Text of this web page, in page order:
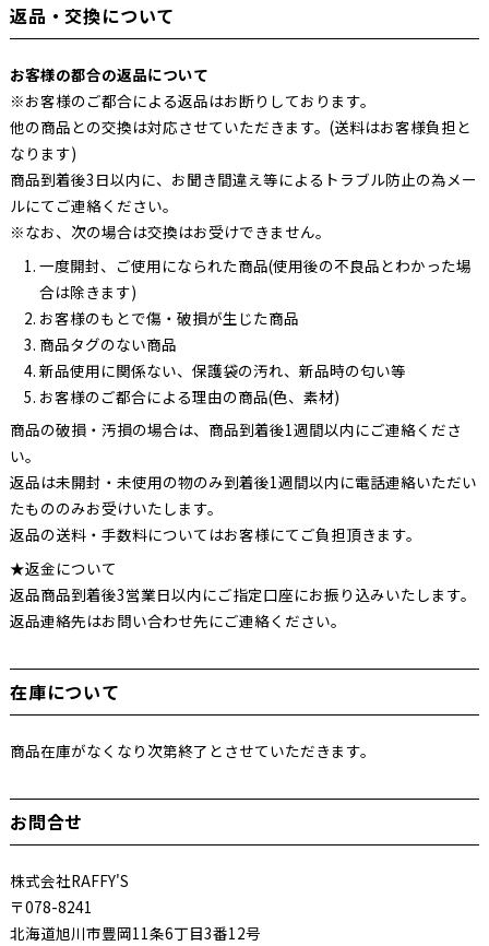
返品・交換について
お客様の都合の返品について
※お客様のご都合による返品はお断りしております。
他の商品との交換は対応させていただきます。(送料はお客様負担と
なります)
商品到着後3日以内に、お聞き間違え等によるトラブル防止の為メー
ルにてご連絡ください。
※なお、次の場合は交換はお受けできません。
一度開封、ご使用になられた商品(使用後の不良品とわかった場
合は除きます)
お客様のもとで傷・破損が生じた商品
商品タグのない商品
新品使用に関係ない、保護袋の汚れ、新品時の匂い等
お客様のご都合による理由の商品(色、素材)
商品の破損・汚損の場合は、商品到着後1週間以内にご連絡くださ
い。
返品は未開封・未使用の物のみ到着後1週間以内に電話連絡いただい
たもののみお受けいたします。
返品の送料・手数料についてはお客様にてご負担頂きます。
★返金について
返品商品到着後3営業日以内にご指定口座にお振り込みいたします。
返品連絡先はお問い合わせ先にご連絡ください。
在庫について
商品在庫がなくなり次第終了とさせていただきます。
お問合せ
株式会社RAFFY'S
〒078-8241
北海道旭川市豊岡11条6丁目3番12号